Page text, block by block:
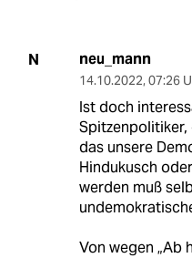
N neu_mann
14.10.2022, 07:26
Ist doch
Spitzenpolitiker,
das unsere
Hindukusch
werden muß
Von wegen „Ab